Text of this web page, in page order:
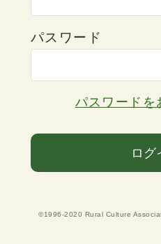
パスワード
パスワードを
ログ
©1996-2020 Rural Culture